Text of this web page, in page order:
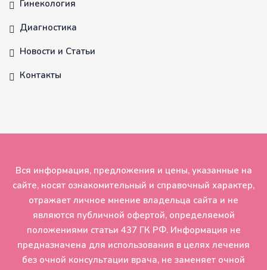
Гинекология
Диагностика
Новости и Статьи
Контакты
Вся информация, предложения и цены, указанные на
сайте, носят ознакомительный и справочный характер,
отражает личное мнение владельца сайта и не
являются публичной офертой, определяемой
положениями статьи 437 ГК РФ. Информация не
предназначена для использования в целях лечения
без очной консультации врача, не заменяет очной